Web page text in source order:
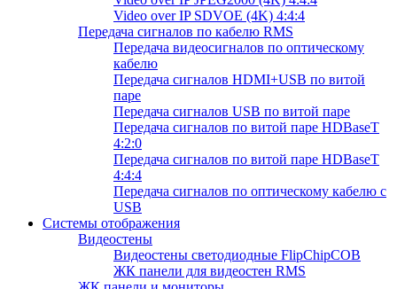
Video over IP SDVOE (4K) 4:4:4
Передача сигналов по кабелю RMS
Передача видеосигналов по оптическому
кабелю
Передача сигналов HDMI+USB по витой
паре
Передача сигналов USB по витой паре
Передача сигналов по витой паре HDBaseT
4:2:0
Передача сигналов по витой паре HDBaseT
4:4:4
Передача сигналов по оптическому кабелю с
USB
Системы отображения
Видеостены
Видеостены светодиодные FlipChipCOB
ЖК панели для видеостен RMS